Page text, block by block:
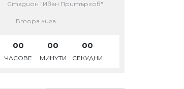
Стадион "Иван Притъргов"
Втора лига
00
ЧАСОВЕ
00
МИНУТИ
00
СЕКУДНИ